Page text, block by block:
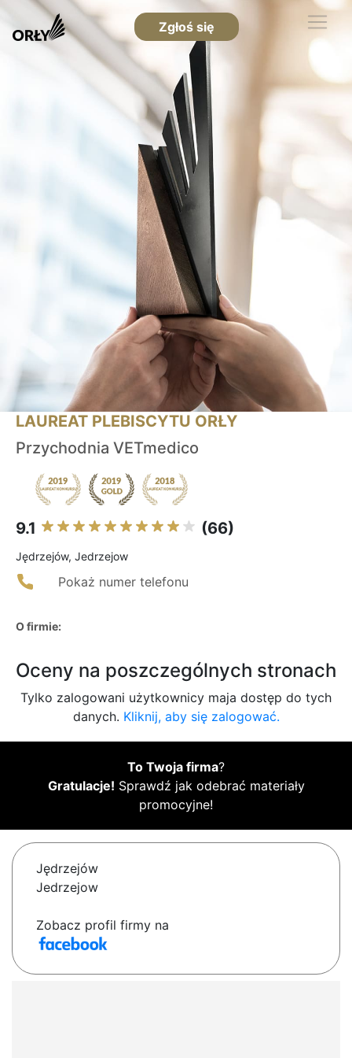
Zgłoś się
LAUREAT PLEBISCYTU ORŁY
Przychodnia VETmedico
9.1 (66)
Jędrzejów, Jedrzejow
Pokaż numer telefonu
O firmie:
Oceny na poszczególnych stronach
Tylko zalogowani użytkownicy maja dostęp do tych
danych. Kliknij, aby się zalogować.
To Twoja firma?
Gratulacje! Sprawdź jak odebrać materiały
promocyjne!
Jędrzejów
Jedrzejow
Zobacz profil firmy na